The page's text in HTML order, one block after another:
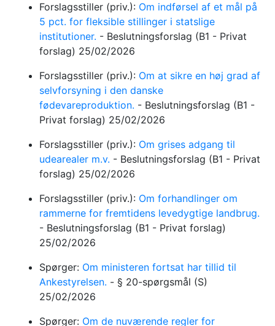
Forslagsstiller (priv.): Om indførsel af et mål på
5 pct. for fleksible stillinger i statslige
institutioner. - Beslutningsforslag (B1 - Privat
forslag) 25/02/2026
Forslagsstiller (priv.): Om at sikre en høj grad af
selvforsyning i den danske
fødevareproduktion. - Beslutningsforslag (B1 -
Privat forslag) 25/02/2026
Forslagsstiller (priv.): Om grises adgang til
udearealer m.v. - Beslutningsforslag (B1 - Privat
forslag) 25/02/2026
Forslagsstiller (priv.): Om forhandlinger om
rammerne for fremtidens levedygtige landbrug.
- Beslutningsforslag (B1 - Privat forslag)
25/02/2026
Spørger: Om ministeren fortsat har tillid til
Ankestyrelsen. - § 20-spørgsmål (S)
25/02/2026
Spørger: Om de nuværende regler for